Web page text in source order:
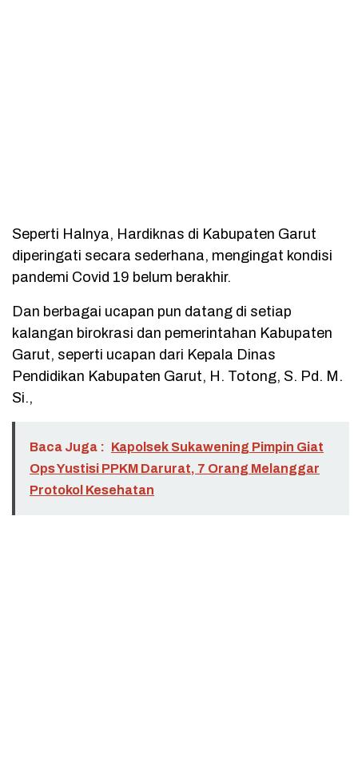
Seperti Halnya, Hardiknas di Kabupaten Garut
diperingati secara sederhana, mengingat kondisi
pandemi Covid 19 belum berakhir.
Dan berbagai ucapan pun datang di setiap
kalangan birokrasi dan pemerintahan Kabupaten
Garut, seperti ucapan dari Kepala Dinas
Pendidikan Kabupaten Garut, H. Totong, S. Pd. M.
Si.,
Baca Juga : Kapolsek Sukawening Pimpin Giat
Ops Yustisi PPKM Darurat, 7 Orang Melanggar
Protokol Kesehatan